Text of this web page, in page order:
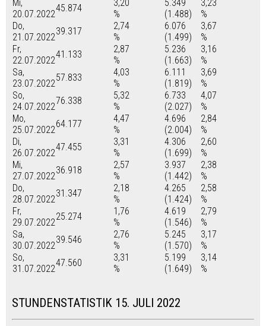
Mi,
20.07.2022
45.874
3,20
%
5.349
(1.488)
3,23
%
Do,
21.07.2022
39.317
2,74
%
6.076
(1.499)
3,67
%
Fr,
22.07.2022
41.133
2,87
%
5.236
(1.663)
3,16
%
Sa,
23.07.2022
57.833
4,03
%
6.111
(1.819)
3,69
%
So,
24.07.2022
76.338
5,32
%
6.733
(2.027)
4,07
%
Mo,
25.07.2022
64.177
4,47
%
4.696
(2.004)
2,84
%
Di,
26.07.2022
47.455
3,31
%
4.306
(1.699)
2,60
%
Mi,
27.07.2022
36.918
2,57
%
3.937
(1.442)
2,38
%
Do,
28.07.2022
31.347
2,18
%
4.265
(1.424)
2,58
%
Fr,
29.07.2022
25.274
1,76
%
4.619
(1.546)
2,79
%
Sa,
30.07.2022
39.546
2,76
%
5.245
(1.570)
3,17
%
So,
31.07.2022
47.560
3,31
%
5.199
(1.649)
3,14
%
STUNDENSTATISTIK 15. JULI 2022